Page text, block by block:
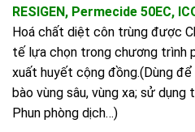
RESIGEN, Permecide 50EC,
Hoá chất diệt côn trùng được
tế lựa chọn trong chương trình
xuất huyết cộng đồng.(Dùng
bào vùng sâu, vùng xa; sử dụng
Phun phòng dịch…)